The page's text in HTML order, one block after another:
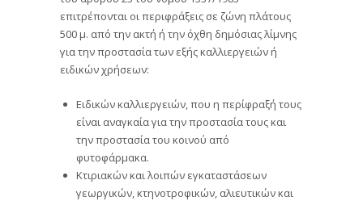
επιτρέπονται οι περιφράξεις σε ζώνη πλάτους
500 μ. από την ακτή ή την όχθη δημόσιας λίμνης
για την προστασία των εξής καλλιεργειών ή
ειδικών χρήσεων:
Ειδικών καλλιεργειών, που η περίφραξή τους
είναι αναγκαία για την προστασία τους και
την προστασία του κοινού από
φυτοφάρμακα.
Κτιριακών και λοιπών εγκαταστάσεων
γεωργικών, κτηνοτροφικών, αλιευτικών και